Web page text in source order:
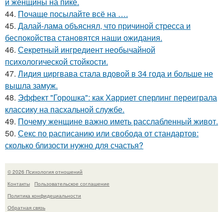
44. Почаще посылайте всё на ….
45. Далай-лама объяснял, что причиной стресса и
беспокойства становятся наши ожидания.
46. Секретный ингредиент необычайной
психологической стойкости.
47. Лидия циргвава стала вдовой в 34 года и больше не
вышла замуж.
48. Эффект "Горошка": как Харриет сперлинг переиграла
классику на пасхальной службе.
49. Почему женщине важно иметь расслабленный живот.
50. Секс по расписанию или свобода от стандартов:
сколько близости нужно для счастья?
© 2026 Психология отношений
Контакты
Пользовательское соглашение
Политика конфидециальности
Обратная связь